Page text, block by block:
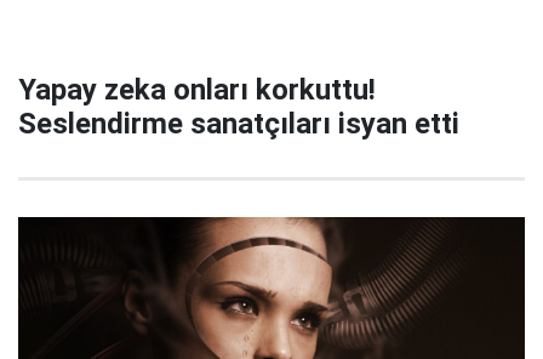
Yapay zeka onları korkuttu!
Seslendirme sanatçıları isyan etti